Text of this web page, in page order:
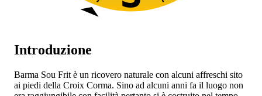
Introduzione
Barma Sou Frit è un ricovero naturale con alcuni affreschi sito
ai piedi della Croix Corma. Sino ad alcuni anni fa il luogo non